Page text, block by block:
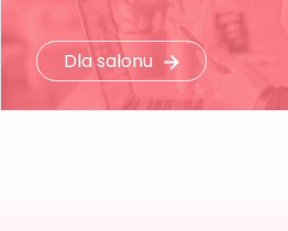
Dla salonu